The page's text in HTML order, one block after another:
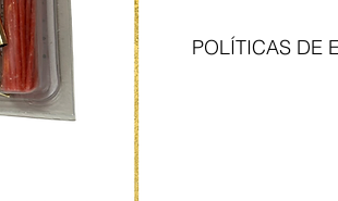
POLÍTICAS DE